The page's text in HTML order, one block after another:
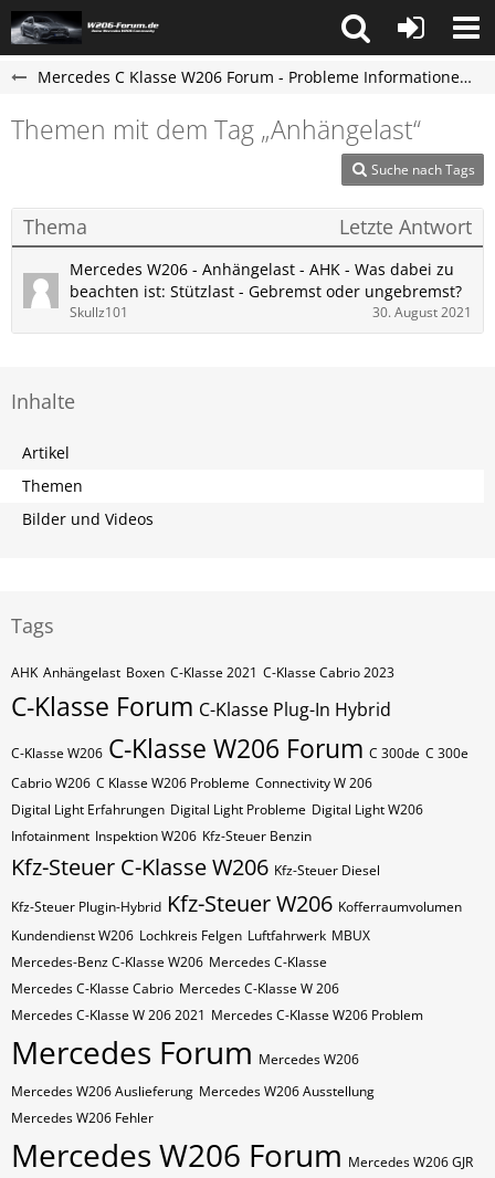
Mercedes C Klasse W206 Forum - Probleme Informationen und Erfahrungen
Themen mit dem Tag „Anhängelast“
Suche nach Tags
Thema Letzte Antwort
Mercedes W206 - Anhängelast - AHK - Was dabei zu
beachten ist: Stützlast - Gebremst oder ungebremst?
Skullz101 30. August 2021
Inhalte
Artikel
Themen
Bilder und Videos
Tags
AHK Anhängelast Boxen C-Klasse 2021 C-Klasse Cabrio 2023
C-Klasse Forum C-Klasse Plug-In Hybrid
C-Klasse W206 C-Klasse W206 Forum C 300de C 300e
Cabrio W206 C Klasse W206 Probleme Connectivity W 206
Digital Light Erfahrungen Digital Light Probleme Digital Light W206
Infotainment Inspektion W206 Kfz-Steuer Benzin
Kfz-Steuer C-Klasse W206 Kfz-Steuer Diesel
Kfz-Steuer Plugin-Hybrid Kfz-Steuer W206 Kofferraumvolumen
Kundendienst W206 Lochkreis Felgen Luftfahrwerk MBUX
Mercedes-Benz C-Klasse W206 Mercedes C-Klasse
Mercedes C-Klasse Cabrio Mercedes C-Klasse W 206
Mercedes C-Klasse W 206 2021 Mercedes C-Klasse W206 Problem
Mercedes Forum Mercedes W206
Mercedes W206 Auslieferung Mercedes W206 Ausstellung
Mercedes W206 Fehler
Mercedes W206 Forum Mercedes W206 GJR